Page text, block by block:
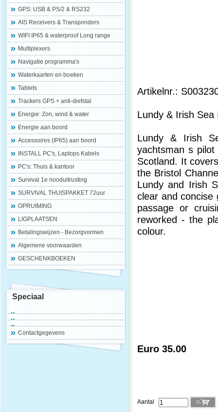
GPS: USB & PS/2 & RS232
AIS Receivers & Transponders
WIFI IP65 & waterproof Long range
Multiplexers
Navigatie programma's
Waterkaarten en boeken
Tablets
Trackers GPS + anti-diefstal
Energie: Zon, wind & water
Energie aan boord
Accessoires (IP65) aan boord
INSTALL PC's, Laptops Kabels
PC's: Thuis & kantoor
Survival 1e nooduitrusting
SURVIVAL THUISPAKKET 72uur
OPRUIMING
LIGPLAATSEN
Betalingswijzen - Bezorgvormen
Algemene voorwaarden
GESCHENKBOEKEN
Speciaal
Contactgegevens
Artikelnr.:
Lundy & Irish
Lundy & Irish
yachtsman s
Scotland. It
the Bristol
Lundy and Irish
clear and concise
passage or
reworked - the
colour.
Euro 35.00
Aantal